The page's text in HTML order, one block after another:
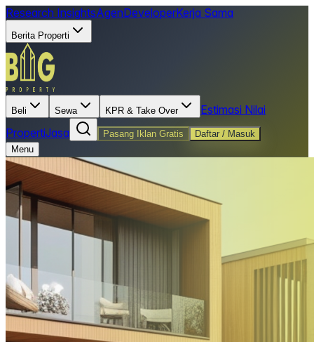
Research InsightsAgenDeveloperKerja Sama
Berita Properti
Beli Sewa KPR & Take Over
Estimasi Nilai
PropertiJasa Pasang Iklan Gratis
Daftar / Masuk
Menu